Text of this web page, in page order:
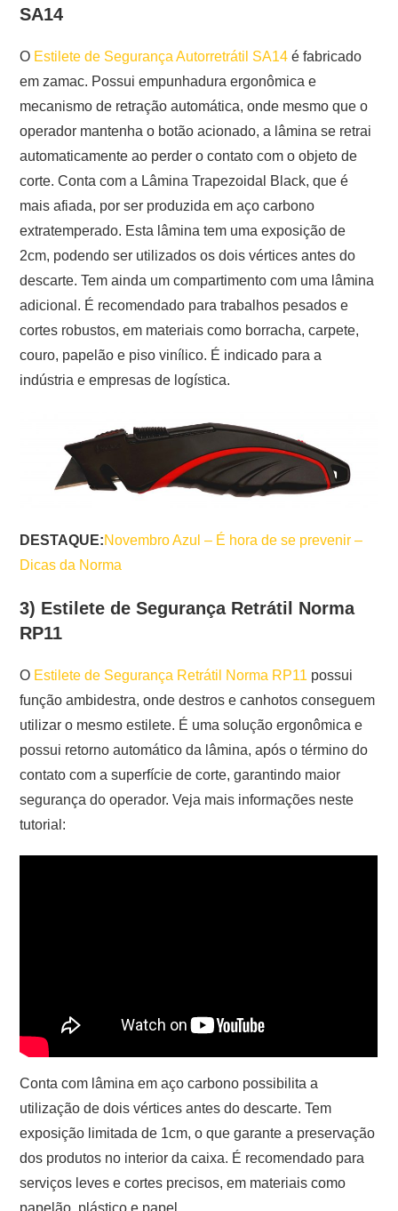
SA14
O Estilete de Segurança Autorretrátil SA14 é fabricado
em zamac. Possui empunhadura ergonômica e
mecanismo de retração automática, onde mesmo que o
operador mantenha o botão acionado, a lâmina se retrai
automaticamente ao perder o contato com o objeto de
corte. Conta com a Lâmina Trapezoidal Black, que é
mais afiada, por ser produzida em aço carbono
extratemperado. Esta lâmina tem uma exposição de
2cm, podendo ser utilizados os dois vértices antes do
descarte. Tem ainda um compartimento com uma lâmina
adicional. É recomendado para trabalhos pesados e
cortes robustos, em materiais como borracha, carpete,
couro, papelão e piso vinílico. É indicado para a
indústria e empresas de logística.
DESTAQUE:Novembro Azul – É hora de se prevenir –
Dicas da Norma
3) Estilete de Segurança Retrátil Norma
RP11
O Estilete de Segurança Retrátil Norma RP11 possui
função ambidestra, onde destros e canhotos conseguem
utilizar o mesmo estilete. É uma solução ergonômica e
possui retorno automático da lâmina, após o término do
contato com a superfície de corte, garantindo maior
segurança do operador. Veja mais informações neste
tutorial:
Conta com lâmina em aço carbono possibilita a
utilização de dois vértices antes do descarte. Tem
exposição limitada de 1cm, o que garante a preservação
dos produtos no interior da caixa. É recomendado para
serviços leves e cortes precisos, em materiais como
papelão, plástico e papel.